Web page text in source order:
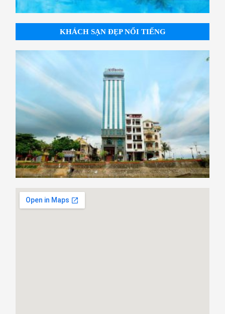
KHÁCH SẠN ĐẸP NỔI TIẾNG